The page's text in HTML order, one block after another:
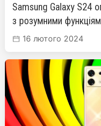
Samsung Galaxy S24
з розумними
16 лютого 2024